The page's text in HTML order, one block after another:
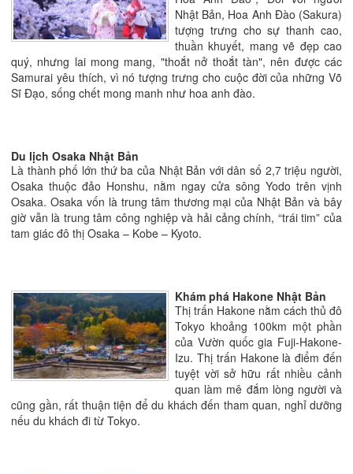
Nhật Bản, Hoa Anh Đào (Sakura)
tượng trưng cho sự thanh cao,
thuần khuyết, mang vẽ đẹp cao
quý, nhưng lai mong mang, "thoắt nở thoắt tàn", nên được các
Samurai yêu thích, vì nó tượng trưng cho cuộc đời của những Võ
Sĩ Đạo, sống chết mong manh như hoa anh đào.
Du lịch Osaka Nhật Bản
Là thành phố lớn thứ ba của Nhật Bản với dân số 2,7 triệu người,
Osaka thuộc đảo Honshu, nằm ngay cửa sông Yodo trên vịnh
Osaka. Osaka vốn là trung tâm thương mại của Nhật Bản và bây
giờ vẫn là trung tâm công nghiệp và hải cảng chính, “trái tim” của
tam giác đô thị Osaka – Kobe – Kyoto.
Khám phá Hakone Nhật Bản
Thị trấn Hakone nằm cách thủ đô
Tokyo khoảng 100km một phần
của Vườn quốc gia Fuji-Hakone-
Izu. Thị trấn Hakone là điểm đến
tuyệt vời sở hữu rất nhiều cảnh
quan làm mê đắm lòng người và
cũng gần, rất thuận tiện để du khách đến tham quan, nghỉ dưỡng
nếu du khách đi từ Tokyo.